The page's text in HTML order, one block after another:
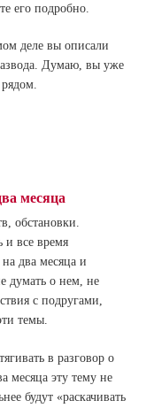
его подробно.
деле вы описали
Думаю, вы уже
месяца
обстановки.
и все время
два месяца и
думать о нем, не
с подругами,
темы.
в разговор о
месяца эту тему не
будут «раскачивать